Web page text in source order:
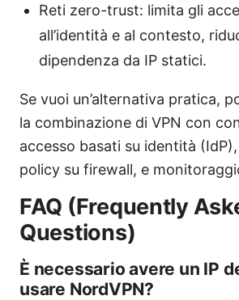
Reti zero-trust: limita gli
all’identità e al contesto,
dipendenza da IP statici.
Se vuoi un’alternativa pratica,
la combinazione di VPN con
accesso basati su identità
policy su firewall, e
FAQ (Frequently
Questions)
È necessario avere un IP
usare NordVPN?